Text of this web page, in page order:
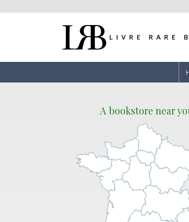
A bookstore near